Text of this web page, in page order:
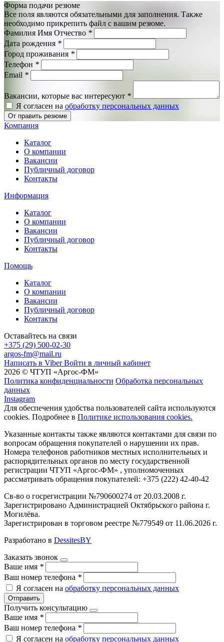
Форма подачи резюме
Все поля являются обязательными для заполнения. Также
необходимо прикрепить файл с вашим резюме.
Фамилия Имя Отчество *
Дата рождения *
Город проживания *
Телефон *
Email *
Вакансии, которые вас интересуют *
Я согласен на обработку персональных данных
От править резюме
Компания
Каталог
О компании
Вакансии
Публичный договор
Контакты
Информация
Каталог
О компании
Вакансии
Публичный договор
Контакты
Помощь
Каталог
О компании
Вакансии
Публичный договор
Контакты
Оставайтесь на связи
+375 (29) 500-02-30
argos-fm@mail.ru
Написать в Viber Войти в личный кабинет
2026 © ЧТУП «Аргос-ФМ»
Политика конфиденциальности Обработка персональных
данных
Instagram
Для обеспечения удобства пользователей сайта используются
cookies. Подробнее в Политике использования cookies.
Указанные контакты также являются контактами для связи по
вопросам обращения покупателей о нарушении их прав.
Номера телефонов работников местных исполнительных и
распорядительных органов по месту государственной
регистрации ЧТУП «Аргос-ФМ» , уполномоченных
рассматривать обращения покупателей: +375 (222) 42-40-42
Св-во о госрегистрации №790600274 от 20.03.2008 г.
Зарегистрировано Администрацией Октябрьского района г.
Могилёва.
Зарегистрирован в торговом реестре №779549 от 11.06.2026 г.
Разработано в DessitesBY
Заказать звонок
Ваше имя *
Ваш номер телефона *
Я согласен на обработку персональных данных
Отправить
Получить консультацию
Ваше имя *
Ваш номер телефона *
Я согласен на обработку персональных данных